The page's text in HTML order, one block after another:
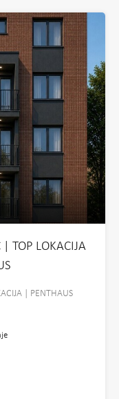
| TOP LOKACIJA
| PENTHAUS